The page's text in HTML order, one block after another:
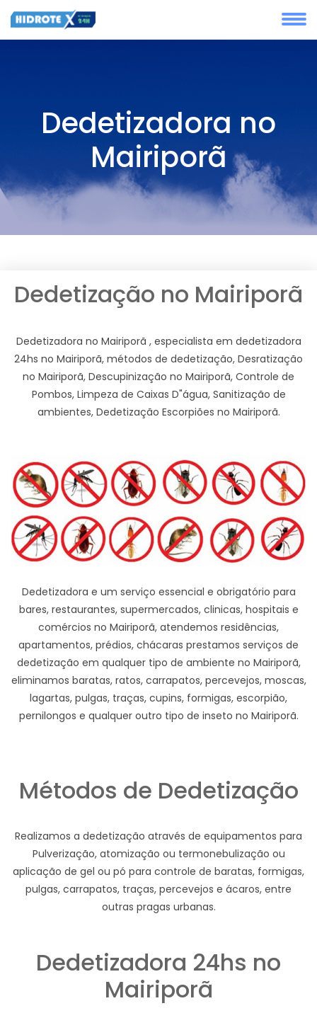
Dedetizadora no
Mairiporã
Dedetização no Mairiporã
Dedetizadora no Mairiporã , especialista em dedetizadora
24hs no Mairiporã, métodos de dedetização, Desratização
no Mairiporã, Descupinização no Mairiporã, Controle de
Pombos, Limpeza de Caixas D"água, Sanitização de
ambientes, Dedetização Escorpiões no Mairiporã.
Dedetizadora e um serviço essencial e obrigatório para
bares, restaurantes, supermercados, clinicas, hospitais e
comércios no Mairiporã, atendemos residências,
apartamentos, prédios, chácaras prestamos serviços de
dedetização em qualquer tipo de ambiente no Mairiporã,
eliminamos baratas, ratos, carrapatos, percevejos, moscas,
lagartas, pulgas, traças, cupins, formigas, escorpião,
pernilongos e qualquer outro tipo de inseto no Mairiporã.
Métodos de Dedetização
Realizamos a dedetização através de equipamentos para
Pulverização, atomização ou termonebulização ou
aplicação de gel ou pó para controle de baratas, formigas,
pulgas, carrapatos, traças, percevejos e ácaros, entre
outras pragas urbanas.
Dedetizadora 24hs no
Mairiporã